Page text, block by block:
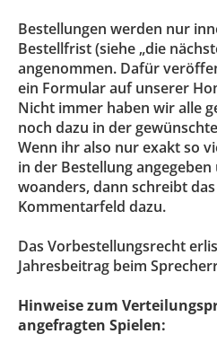
Bestellungen werden nur
Bestellfrist (siehe „die
angenommen. Dafür
ein Formular auf unserer
Nicht immer haben wir alle
noch dazu in der
Wenn ihr also nur exakt so
in der Bestellung
woanders, dann schreibt
Kommentarfeld dazu.
Das Vorbestellungsrecht
Jahresbeitrag beim
Hinweise zum
angefragten Spielen: